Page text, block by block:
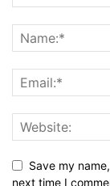
Save my
next time I